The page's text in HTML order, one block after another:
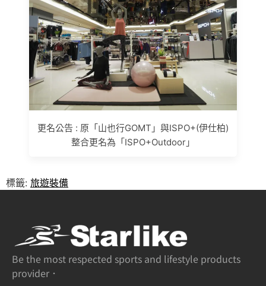
更名公告 : 原「山也行GOMT」與ISPO+(伊仕柏)
整合更名為「ISPO+Outdoor」
標籤: 旅遊裝備
Be the most respected sports and lifestyle products
provider．